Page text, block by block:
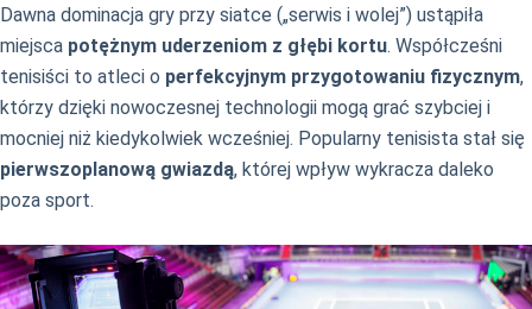
Dawna dominacja gry przy siatce („serwis i wolej”) ustąpiła
miejsca potężnym uderzeniom z głębi kortu. Współcześni
tenisiści to atleci o perfekcyjnym przygotowaniu fizycznym,
którzy dzięki nowoczesnej technologii mogą grać szybciej i
mocniej niż kiedykolwiek wcześniej. Popularny tenisista stał się
pierwszoplanową gwiazdą, której wpływ wykracza daleko
poza sport.